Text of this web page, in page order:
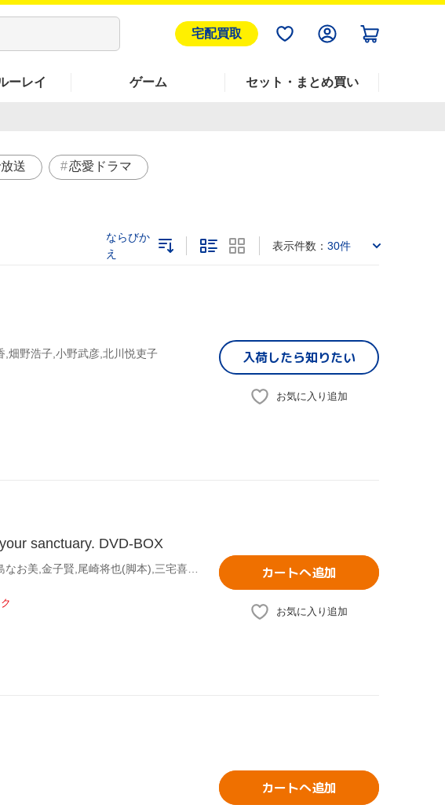
宅配買取
ーレイ ゲーム セット・まとめ買い
送 恋愛ドラマ
ならびか
え
表示件数： 30件
畑野浩子,小野武彦,北川悦吏子 入荷したら知りたい
お気に入り追加
sanctuary. DVD-BOX
カートへ追加
お気に入り追加
カートへ追加